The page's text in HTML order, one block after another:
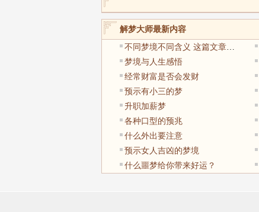
解梦大师最新内容
不同梦境不同含义 这篇文章值得收藏
梦境与人生感悟
经常财富是否会发财
预示有小三的梦
升职加薪梦
各种口型的预兆
什么外出要注意
预示女人吉凶的梦境
什么噩梦给你带来好运？